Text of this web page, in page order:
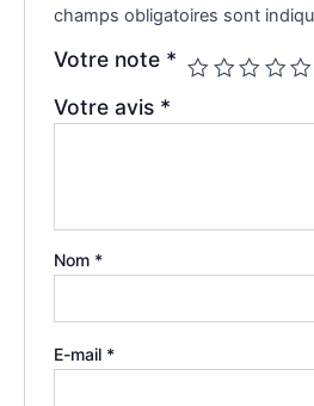
champs obligatoires sont
Votre note *
Votre avis *
Nom *
E-mail *